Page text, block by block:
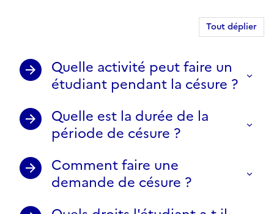
Tout déplier
Quelle activité peut faire un
étudiant pendant la césure ?
Quelle est la durée de la
période de césure ?
Comment faire une
demande de césure ?